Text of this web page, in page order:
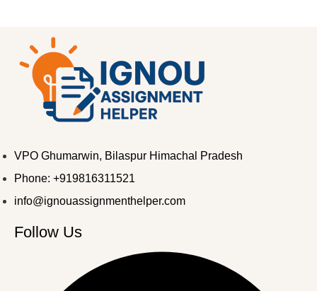
VPO Ghumarwin, Bilaspur Himachal Pradesh
Phone: +919816311521
info@ignouassignmenthelper.com
Follow Us